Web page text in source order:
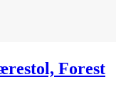
Forest